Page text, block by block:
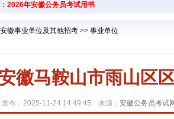
教材中心
2026年安徽公务员考试用书
安徽事业单位及其他招考 >> 事业单位
徽马鞍山市雨山区
发布：2025-11-24 14:49:45 来源： 安徽公务员考试